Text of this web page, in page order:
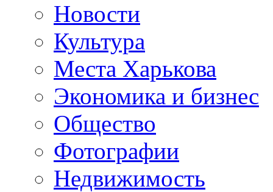
Новости
Культура
Места Харькова
Экономика и бизнес
Общество
Фотографии
Недвижимость